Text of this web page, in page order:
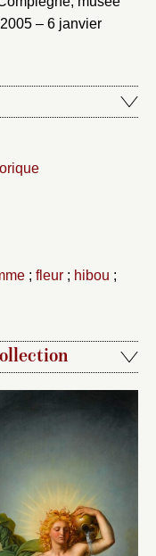
– 6 janvier
; fleur ; hibou ;